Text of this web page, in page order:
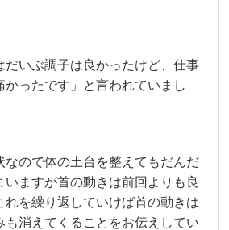
だいぶ調子は良かったけど、仕事
かったです」と言われていまし
なので体の土台を整えてもだんだ
いますが首の動きは前回よりも良
れを繰り返していけば首の動きは
も消えてくることをお伝えしてい